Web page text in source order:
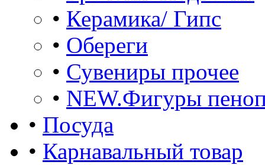
• Керамика/ Гипс
• Обереги
• Сувениры прочее
• NEW.Фигуры
• Посуда
• Карнавальный товар